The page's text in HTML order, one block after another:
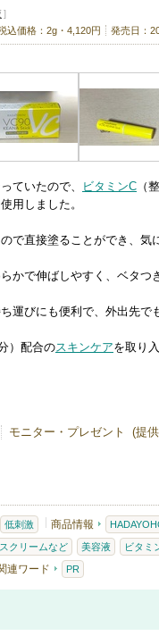
]
込価格：2g・4,120円
発売日：
ていたので、 ビタミンC （
用しました。
で直接塗ることができ、気
かで伸ばしやすく、ベタつ
運びにも便利で、外出先で
）配合のスキンケアを取り
モニター・プレゼント (提
低刺激 商品情報
クリームなど 美容液 ビタミ
連ワード PR